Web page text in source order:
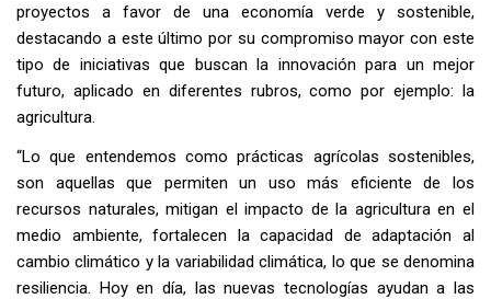
proyectos a favor de una economía verde y sostenible,
destacando a este último por su compromiso mayor con este
tipo de iniciativas que buscan la innovación para un mejor
futuro, aplicado en diferentes rubros, como por ejemplo: la
agricultura.
“Lo que entendemos como prácticas agrícolas sostenibles,
son aquellas que permiten un uso más eficiente de los
recursos naturales, mitigan el impacto de la agricultura en el
medio ambiente, fortalecen la capacidad de adaptación al
cambio climático y la variabilidad climática, lo que se denomina
resiliencia. Hoy en día, las nuevas tecnologías ayudan a las